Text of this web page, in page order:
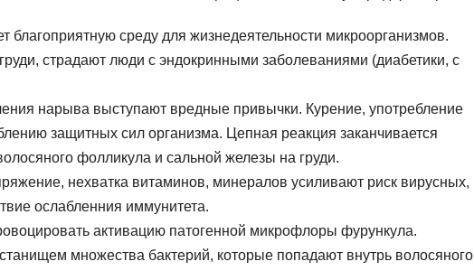
благоприятную среду для жизнедеятельности микроорганизмов.
страдают люди с эндокринными заболеваниями (диабетики, с
нарыва выступают вредные привычки. Курение, употребление
защитных сил организма. Цепная реакция заканчивается
фолликула и сальной железы на груди.
нехватка витаминов, минералов усиливают риск вирусных,
ослабленния иммунитета.
активацию патогенной микрофлоры фурункула.
множества бактерий, которые попадают внутрь волосяного